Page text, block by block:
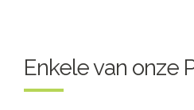
Enkele van onze